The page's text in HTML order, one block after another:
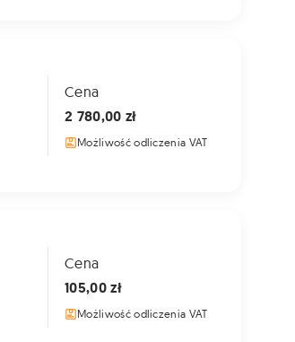
Cena
2 780,00 zł
Możliwość odliczenia VAT
Cena
105,00 zł
Możliwość odliczenia VAT